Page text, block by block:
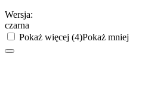
Wersja:
czarna
Pokaż więcej (4)Pokaż mniej